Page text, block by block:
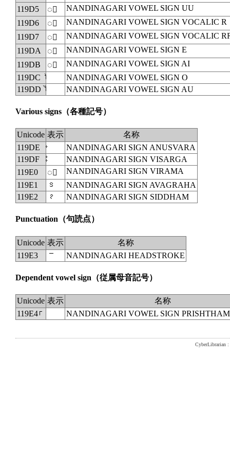
119D5
◌𑧕
NANDINAGARI VOWEL SIGN UU
119D6
◌𑧖
NANDINAGARI VOWEL SIGN VOCALIC R
119D7
◌𑧗
NANDINAGARI VOWEL SIGN VOCALIC
119DA
◌𑧚
NANDINAGARI VOWEL SIGN E
119DB
◌𑧛
NANDINAGARI VOWEL SIGN AI
119DC
NANDINAGARI VOWEL SIGN O
119DD
NANDINAGARI VOWEL SIGN AU
Various signs （各種記号）
Unicode 表示
名称
119DE
NANDINAGARI SIGN ANUSVARA
119DF
NANDINAGARI SIGN VISARGA
119E0
◌𑧠
NANDINAGARI SIGN VIRAMA
119E1
𑧡
NANDINAGARI SIGN AVAGRAHA
119E2
𑧢 NANDINAGARI SIGN SIDDHAM
Punctuation （句読点）
Unicode 表示
名称
119E3
𑧣 NANDINAGARI HEADSTROKE
Dependent vowel sign （従属母音記号）
Unicode 表示
名称
119E4
NANDINAGARI VOWEL SIGN
CyberLibrarian